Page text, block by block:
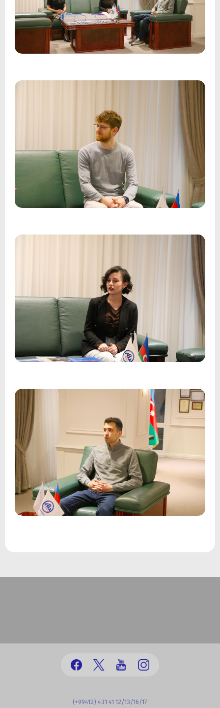
(+99412) 431 41 12/13/16/17